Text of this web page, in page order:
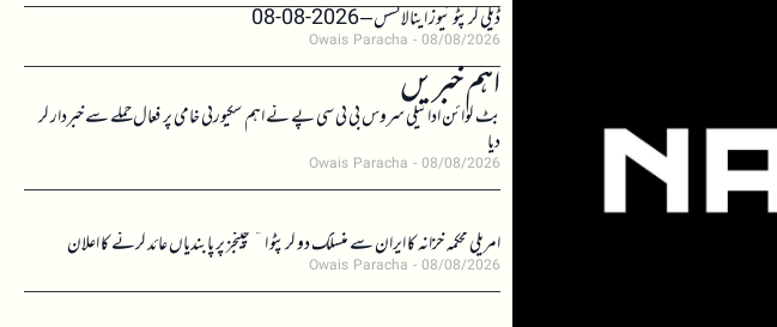
ڈیلی کرپٹو نیوز اینالائسس – 2026-08-08
Owais Paracha 08/08/2026
اہم خبریں
بٹ کوائن ادائیگی سروس بی ٹی سی پے نے اہم سکیورٹی خامی پر فعال حملے سے خبردار کر
دیا
Owais Paracha 08/08/2026
امریکی محکمہ خزانہ کا ایران سے منسلک دو کرپٹو ایکسچینجز پر پابندیاں عائد کرنے کا اعلان
Owais Paracha 08/08/2026